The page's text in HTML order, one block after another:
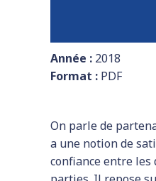
Année : 2018
Format : PDF
On parle de
a une notion de
confiance entre les